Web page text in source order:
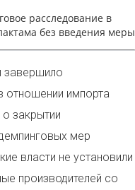
расследование в
без введения меры
завершило
отношении импорта
закрытии
мер
власти не установили
производителей со